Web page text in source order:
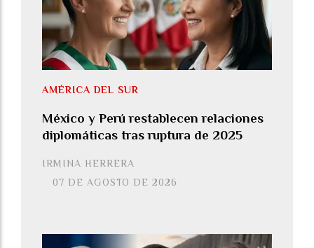
México y Perú restablecen relaciones
diplomáticas tras ruptura de 2025
IRMINA HERRERA
AMÉRICA DEL SUR
07 DE AGOSTO DE 2026